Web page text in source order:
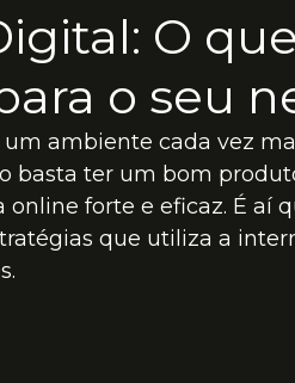
O
o seu
ambiente cada vez
basta ter um bom
forte e eficaz. É aí
que utiliza a